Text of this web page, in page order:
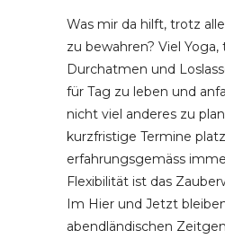
Was mir da hilft, trotz
zu bewahren? Viel Yoga,
Durchatmen und
für Tag zu leben und
nicht viel anderes zu
kurzfristige Termine
erfahrungsgemäss
Flexibilität ist das
Im Hier und Jetzt
abendländischen